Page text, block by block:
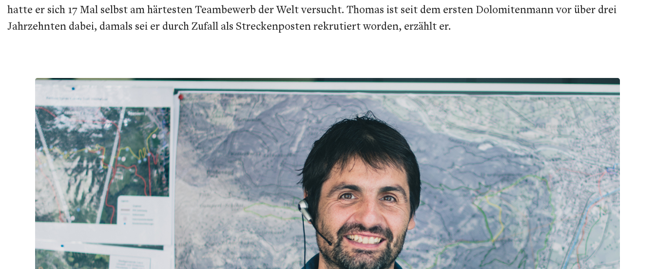
hatte er sich 17 Mal selbst am härtesten Teambewerb der Welt versucht. Thomas ist seit dem ersten Dolomitenmann vor über drei
Jahrzehnten dabei, damals sei er durch Zufall als Streckenposten rekrutiert worden, erzählt er.